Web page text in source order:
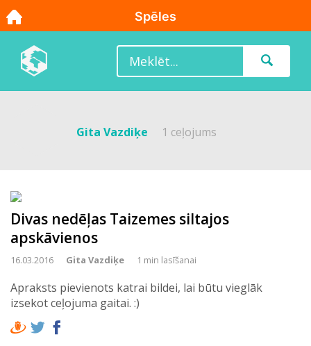
Gita Vazdiķe 1 ceļojums
Divas nedēļas Taizemes siltajos
apskāvienos
16.03.2016 Gita Vazdiķe 1 min lasīšanai
Apraksts pievienots katrai bildei, lai būtu vieglāk
izsekot ceļojuma gaitai. :)